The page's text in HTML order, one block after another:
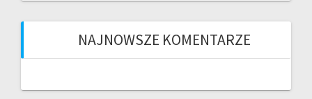
NAJNOWSZE KOMENTARZE